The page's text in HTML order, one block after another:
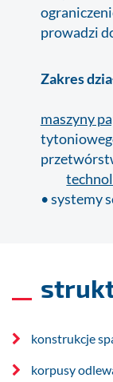
prowadzi
Zakres
maszyny
• systemy
konstrukcje
korpusy